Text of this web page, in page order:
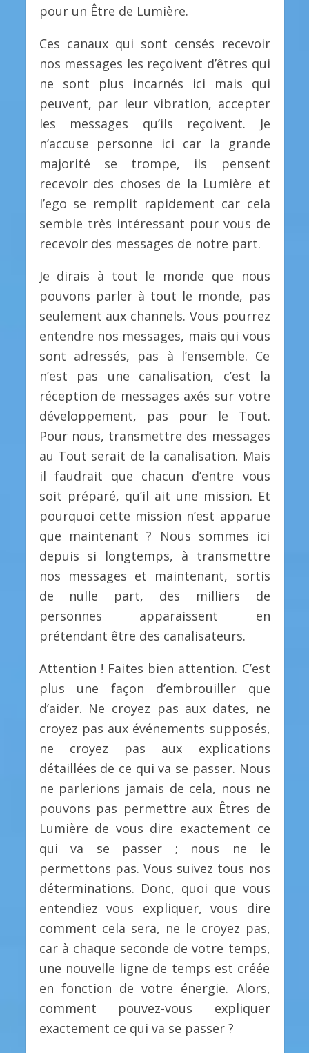
pour un Être de Lumière.
Ces canaux qui sont censés recevoir
nos messages les reçoivent d’êtres qui
ne sont plus incarnés ici mais qui
peuvent, par leur vibration, accepter
les messages qu’ils reçoivent. Je
n’accuse personne ici car la grande
majorité se trompe, ils pensent
recevoir des choses de la Lumière et
l’ego se remplit rapidement car cela
semble très intéressant pour vous de
recevoir des messages de notre part.
Je dirais à tout le monde que nous
pouvons parler à tout le monde, pas
seulement aux channels. Vous pourrez
entendre nos messages, mais qui vous
sont adressés, pas à l’ensemble. Ce
n’est pas une canalisation, c’est la
réception de messages axés sur votre
développement, pas pour le Tout.
Pour nous, transmettre des messages
au Tout serait de la canalisation. Mais
il faudrait que chacun d’entre vous
soit préparé, qu’il ait une mission. Et
pourquoi cette mission n’est apparue
que maintenant ? Nous sommes ici
depuis si longtemps, à transmettre
nos messages et maintenant, sortis
de nulle part, des milliers de
personnes apparaissent en
prétendant être des canalisateurs.
Attention ! Faites bien attention. C’est
plus une façon d’embrouiller que
d’aider. Ne croyez pas aux dates, ne
croyez pas aux événements supposés,
ne croyez pas aux explications
détaillées de ce qui va se passer. Nous
ne parlerions jamais de cela, nous ne
pouvons pas permettre aux Êtres de
Lumière de vous dire exactement ce
qui va se passer ; nous ne le
permettons pas. Vous suivez tous nos
déterminations. Donc, quoi que vous
entendiez vous expliquer, vous dire
comment cela sera, ne le croyez pas,
car à chaque seconde de votre temps,
une nouvelle ligne de temps est créée
en fonction de votre énergie. Alors,
comment pouvez-vous expliquer
exactement ce qui va se passer ?